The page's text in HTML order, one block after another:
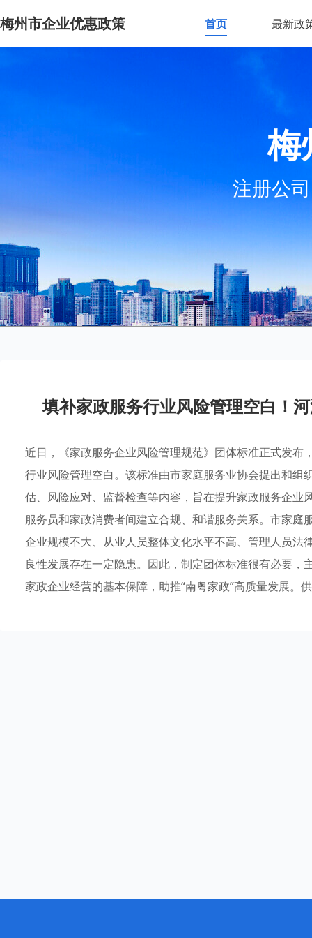
梅州市企业优惠政策 首页 最新政
梅
注册公
填补家政服务行业风险管理空白！
近日，《家政服务企业风险管理规范》团体标准正式发
行业风险管理空白。该标准由市家庭服务业协会提出和
估、风险应对、监督检查等内容，旨在提升家政服务企
服务员和家政消费者间建立合规、和谐服务关系。市家
企业规模不大、从业人员整体文化水平不高、管理人员
良性发展存在一定隐患。因此，制定团体标准很有必要
家政企业经营的基本保障，助推“南粤家政”高质量发展。